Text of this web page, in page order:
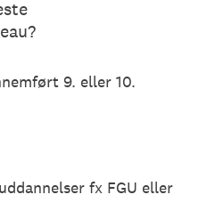
9. eller 10.
fx FGU eller